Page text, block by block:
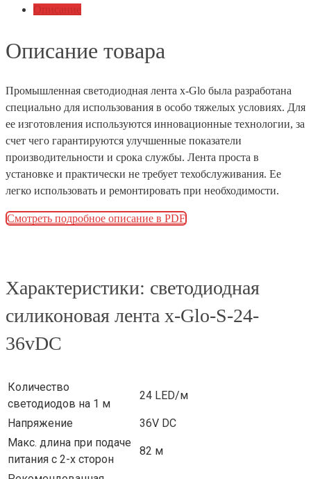
Описание
Описание товара
Промышленная светодиодная лента x-Glo была разработана
специально для использования в особо тяжелых условиях. Для
ее изготовления используются инновационные технологии, за
счет чего гарантируются улучшенные показатели
производительности и срока службы. Лента проста в
установке и практически не требует техобслуживания. Ее
легко использовать и ремонтировать при необходимости.
Смотреть подробное описание в PDF
Характеристики: светодиодная
силиконовая лента x-Glo-S-24-
36vDC
Количество
светодиодов на 1 м
24 LED/м
Напряжение
36V DC
Макс. длина при подаче
питания с 2-х сторон
82 м